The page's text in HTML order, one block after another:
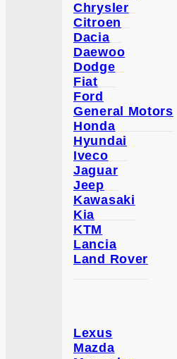
Chrysler
Citroen
Dacia
Daewoo
Dodge
Fiat
Ford
General Motors
Honda
Hyundai
Iveco
Jaguar
Jeep
Kawasaki
Kia
KTM
Lancia
Land Rover
Lexus
Mazda